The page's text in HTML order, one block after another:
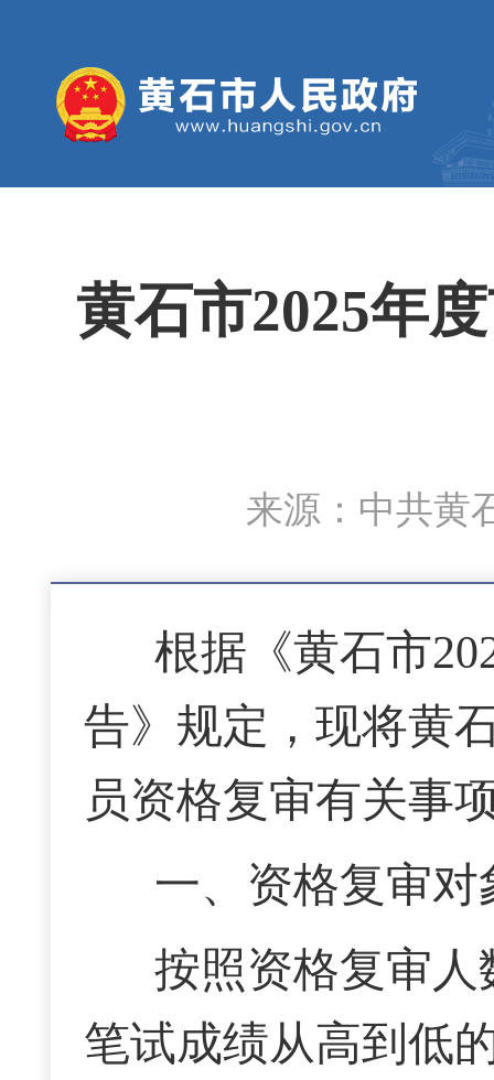
黄石市2025年
来源：中共
根据《黄石市
告》规定，现将黄
员资格复审有关事
一、资格复审对
按照资格复审
笔试成绩从高到低